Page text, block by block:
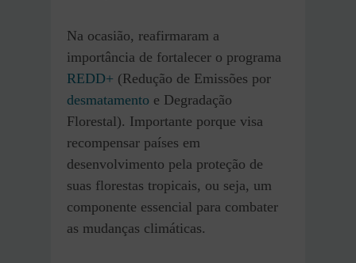
Na ocasião, reafirmaram a
importância de fortalecer o programa
REDD+ (Redução de Emissões por
desmatamento e Degradação
Florestal). Importante porque visa
recompensar países em
desenvolvimento pela proteção de
suas florestas tropicais, ou seja, um
componente essencial para combater
as mudanças climáticas.